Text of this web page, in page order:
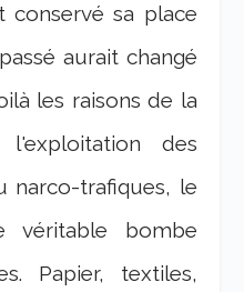
conservé sa place
aurait changé
les raisons de la
l'exploitation des
narco-trafiques, le
véritable bombe
Papier, textiles,